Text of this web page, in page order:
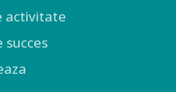
activitate
succes